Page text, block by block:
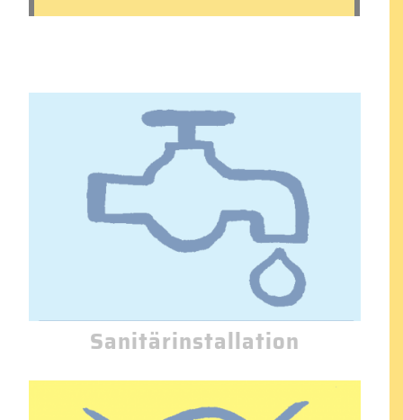
Sanitärinstallation